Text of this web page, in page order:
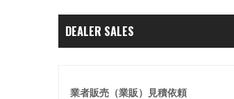
DEALER SALES
業者販売（業販）見積依頼